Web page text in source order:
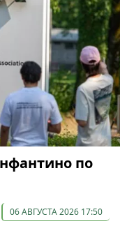
по
06 АВГУСТА 2026 17:50